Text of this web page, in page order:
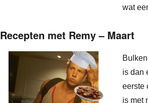
wat
Recepten met Remy – Maart
is dan
eerste
is met